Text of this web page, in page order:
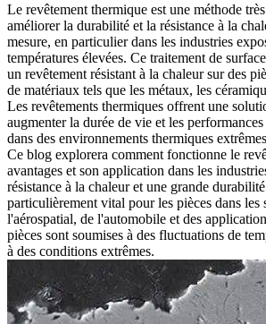
Le revêtement thermique est une méthode
améliorer la durabilité et la résistance à la
mesure, en particulier dans les industries
températures élevées. Ce traitement de
un revêtement résistant à la chaleur sur des
de matériaux tels que les métaux, les
Les revêtements thermiques offrent une
augmenter la durée de vie et les
dans des environnements thermiques
Ce blog explorera comment fonctionne le
avantages et son application dans les
résistance à la chaleur et une grande
particulièrement vital pour les pièces dans les
l'aérospatial, de l'automobile et des
pièces sont soumises à des fluctuations de
à des conditions extrêmes.